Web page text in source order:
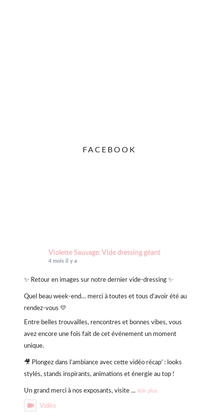
FACEBOOK
Violette Sauvage: Vide dressing géant
4 mois il y a
✨ Retour en images sur notre dernier vide-dressing ✨
Quel beau week-end… merci à toutes et tous d’avoir été au
rendez-vous 💛
Entre belles trouvailles, rencontres et bonnes vibes, vous
avez encore une fois fait de cet événement un moment
unique.
🎥 Plongez dans l’ambiance avec cette vidéo récap’ : looks
stylés, stands inspirants, animations et énergie au top !
Un grand merci à nos exposants, visite ... Voir plus
Vidéo